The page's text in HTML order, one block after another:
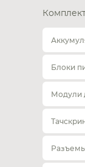
Блоки
Модули